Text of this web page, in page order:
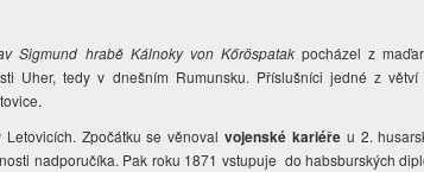
Sigmund hrabě Kálnoky von Kőröspatak pocházel z
Uher, tedy v dnešním Rumunsku. Příslušníci jedné z
Letovicích. Zpočátku se věnovalvojenské kariéřeu 2.
nadporučíka. Pak roku 1871 vstupuje do habsburských